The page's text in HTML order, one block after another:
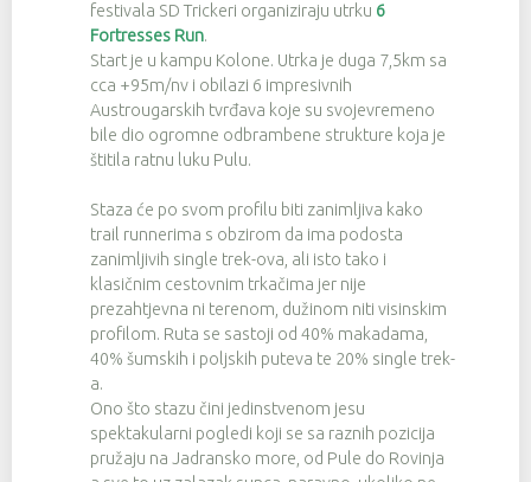
festivala SD Trickeri organiziraju utrku 6
Fortresses Run.
Start je u kampu Kolone. Utrka je duga 7,5km sa
cca +95m/nv i obilazi 6 impresivnih
Austrougarskih tvrđava koje su svojevremeno
bile dio ogromne odbrambene strukture koja je
štitila ratnu luku Pulu.
Staza će po svom profilu biti zanimljiva kako
trail runnerima s obzirom da ima podosta
zanimljivih single trek-ova, ali isto tako i
klasičnim cestovnim trkačima jer nije
prezahtjevna ni terenom, dužinom niti visinskim
profilom. Ruta se sastoji od 40% makadama,
40% šumskih i poljskih puteva te 20% single trek-
a.
Ono što stazu čini jedinstvenom jesu
spektakularni pogledi koji se sa raznih pozicija
pružaju na Jadransko more, od Pule do Rovinja